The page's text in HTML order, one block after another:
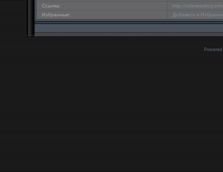
Ссылка:
http://
Избранные:
Добавить в